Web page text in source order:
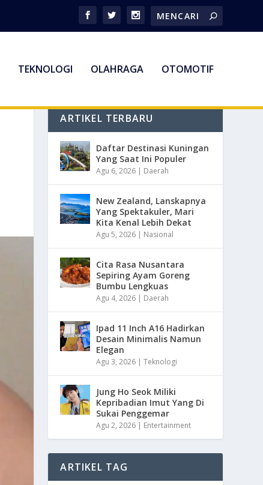
TEKNOLOGI OLAHRAGA OTOMOTIF
ARTIKEL TERBARU
Daftar Destinasi Kuningan
Yang Saat Ini Populer
Agu 6, 2026 | Daerah
New Zealand, Lanskapnya
Yang Spektakuler, Mari
Kita Kenal Lebih Dekat
Agu 5, 2026 | Nasional
Cita Rasa Nusantara
Sepiring Ayam Goreng
Bumbu Lengkuas
Agu 4, 2026 | Daerah
Ipad 11 Inch A16 Hadirkan
Desain Minimalis Namun
Elegan
Agu 3, 2026 |Teknologi
Jung Ho Seok Miliki
Kepribadian Imut Yang Di
Sukai Penggemar
Agu 2, 2026 | Entertainment
ARTIKEL TAG